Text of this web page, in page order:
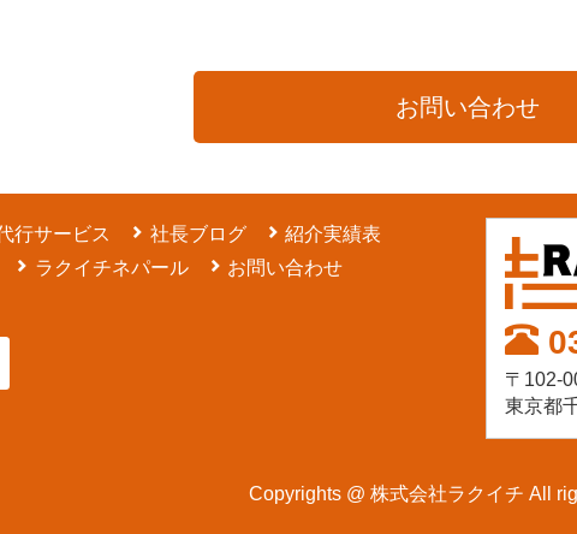
お問い合わせ
行サービス 社長ブログ
紹介実績表
ラクイチネパール
お問い合わせ
〒102-
東京都
Copyrights @ 株式会社ラクイチ All